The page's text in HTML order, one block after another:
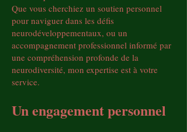
Que vous cherchiez un soutien personnel
pour naviguer dans les défis
neurodéveloppementaux, ou un
accompagnement professionnel informé par
une compréhension profonde de la
neurodiversité, mon expertise est à votre
service.
Un engagement personnel